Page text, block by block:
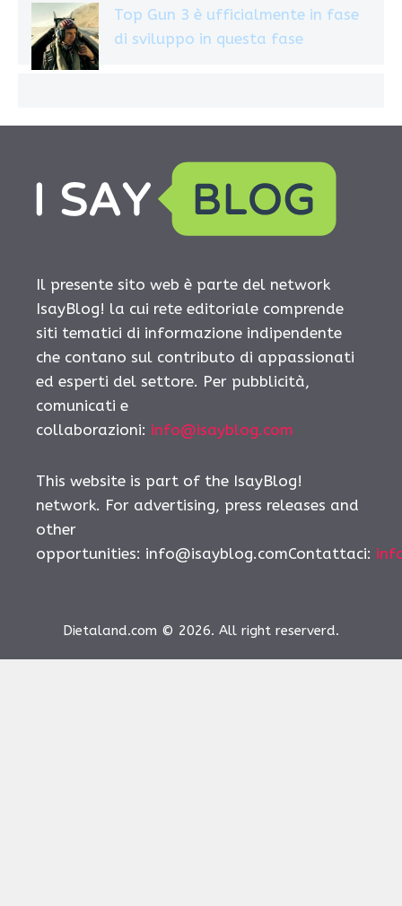
Top Gun 3 è ufficialmente in fase
di sviluppo in questa fase
Il presente sito web è parte del network
IsayBlog! la cui rete editoriale comprende
siti tematici di informazione indipendente
che contano sul contributo di appassionati
ed esperti del settore. Per pubblicità,
comunicati e
collaborazioni: info@isayblog.com
This website is part of the IsayBlog!
network. For advertising, press releases and
other
opportunities: info@isayblog.comContattaci:
Dietaland.com © 2026. All right reserverd.